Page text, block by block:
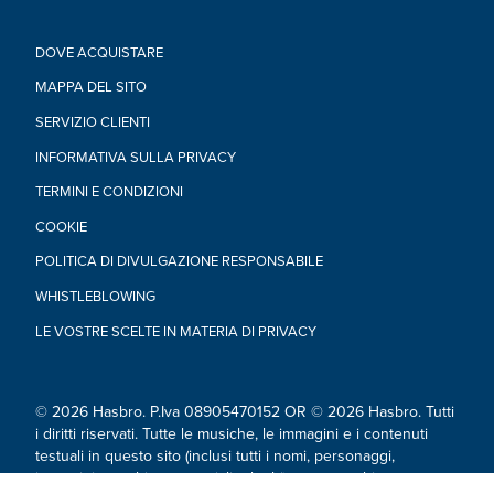
DOVE ACQUISTARE
MAPPA DEL SITO
SERVIZIO CLIENTI
INFORMATIVA SULLA PRIVACY
TERMINI E CONDIZIONI
COOKIE
POLITICA DI DIVULGAZIONE RESPONSABILE
WHISTLEBLOWING
LE VOSTRE SCELTE IN MATERIA DI PRIVACY
© 2026 Hasbro. P.Iva 08905470152 OR © 2026 Hasbro. Tutti
i diritti riservati. Tutte le musiche, le immagini e i contenuti
testuali in questo sito (inclusi tutti i nomi, personaggi,
immagini, marchi commerciali e loghi) sono marchi